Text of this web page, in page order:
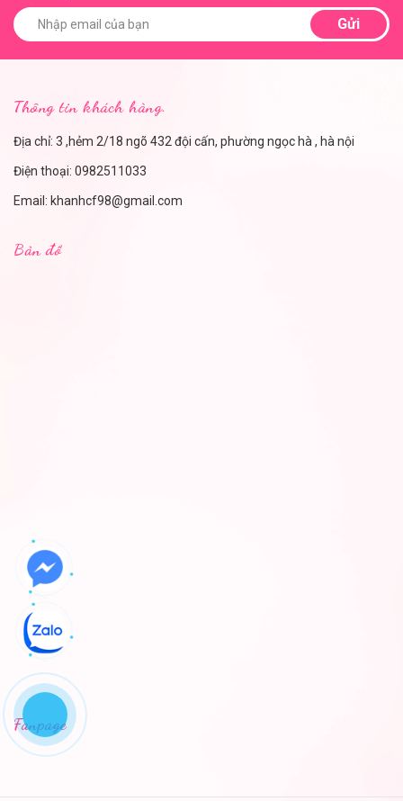
Gửi
Thông tin khách hàng.
Địa chỉ: 3 ,hẻm 2/18 ngõ 432 đội cấn, phường ngọc hà , hà nội
Điện thoại: 0982511033
Email: khanhcf98@gmail.com
Bản đồ
Fanpage